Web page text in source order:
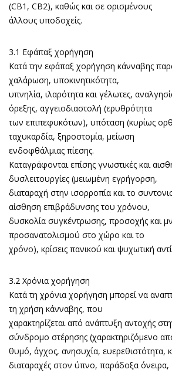
(CB1, CB2), καθώς και σε ορισμένους
άλλους υποδοχείς.
3.1 Εφάπαξ χορήγηση
Κατά την εφάπαξ χορήγηση κάνναβης
χαλάρωση, υποκινητικότητα,
υπνηλία, ιλαρότητα και γέλωτες,
όρεξης, αγγειοδιαστολή (ερυθρότητα
των επιπεφυκότων), υπόταση (κυρίως
ταχυκαρδία, ξηρoστομία, μείωση
ενδοφθάλμιας πίεσης.
Καταγράφονται επίσης γνωστικές και
δυσλειτουργίες (μειωμένη εγρήγορση,
διαταραχή στην ισορροπία και το
αίσθηση επιβράδυνσης του χρόνου,
δυσκολία συγκέντρωσης, προσοχής και
προσανατολισμού στο χώρο και το
χρόνο), κρίσεις πανικού και ψυχωτική
3.2 Χρόνια χορήγηση
Κατά τη χρόνια χορήγηση μπορεί να
τη χρήση κάνναβης, που
χαρακτηρίζεται από ανάπτυξη αντοχής
σύνδρομο στέρησης (χαρακτηριζόμενο
θυμό, άγχος, ανησυχία, ευερεθιστότητα,
διαταραχές στον ύπνο, παράδοξα όνειρα,